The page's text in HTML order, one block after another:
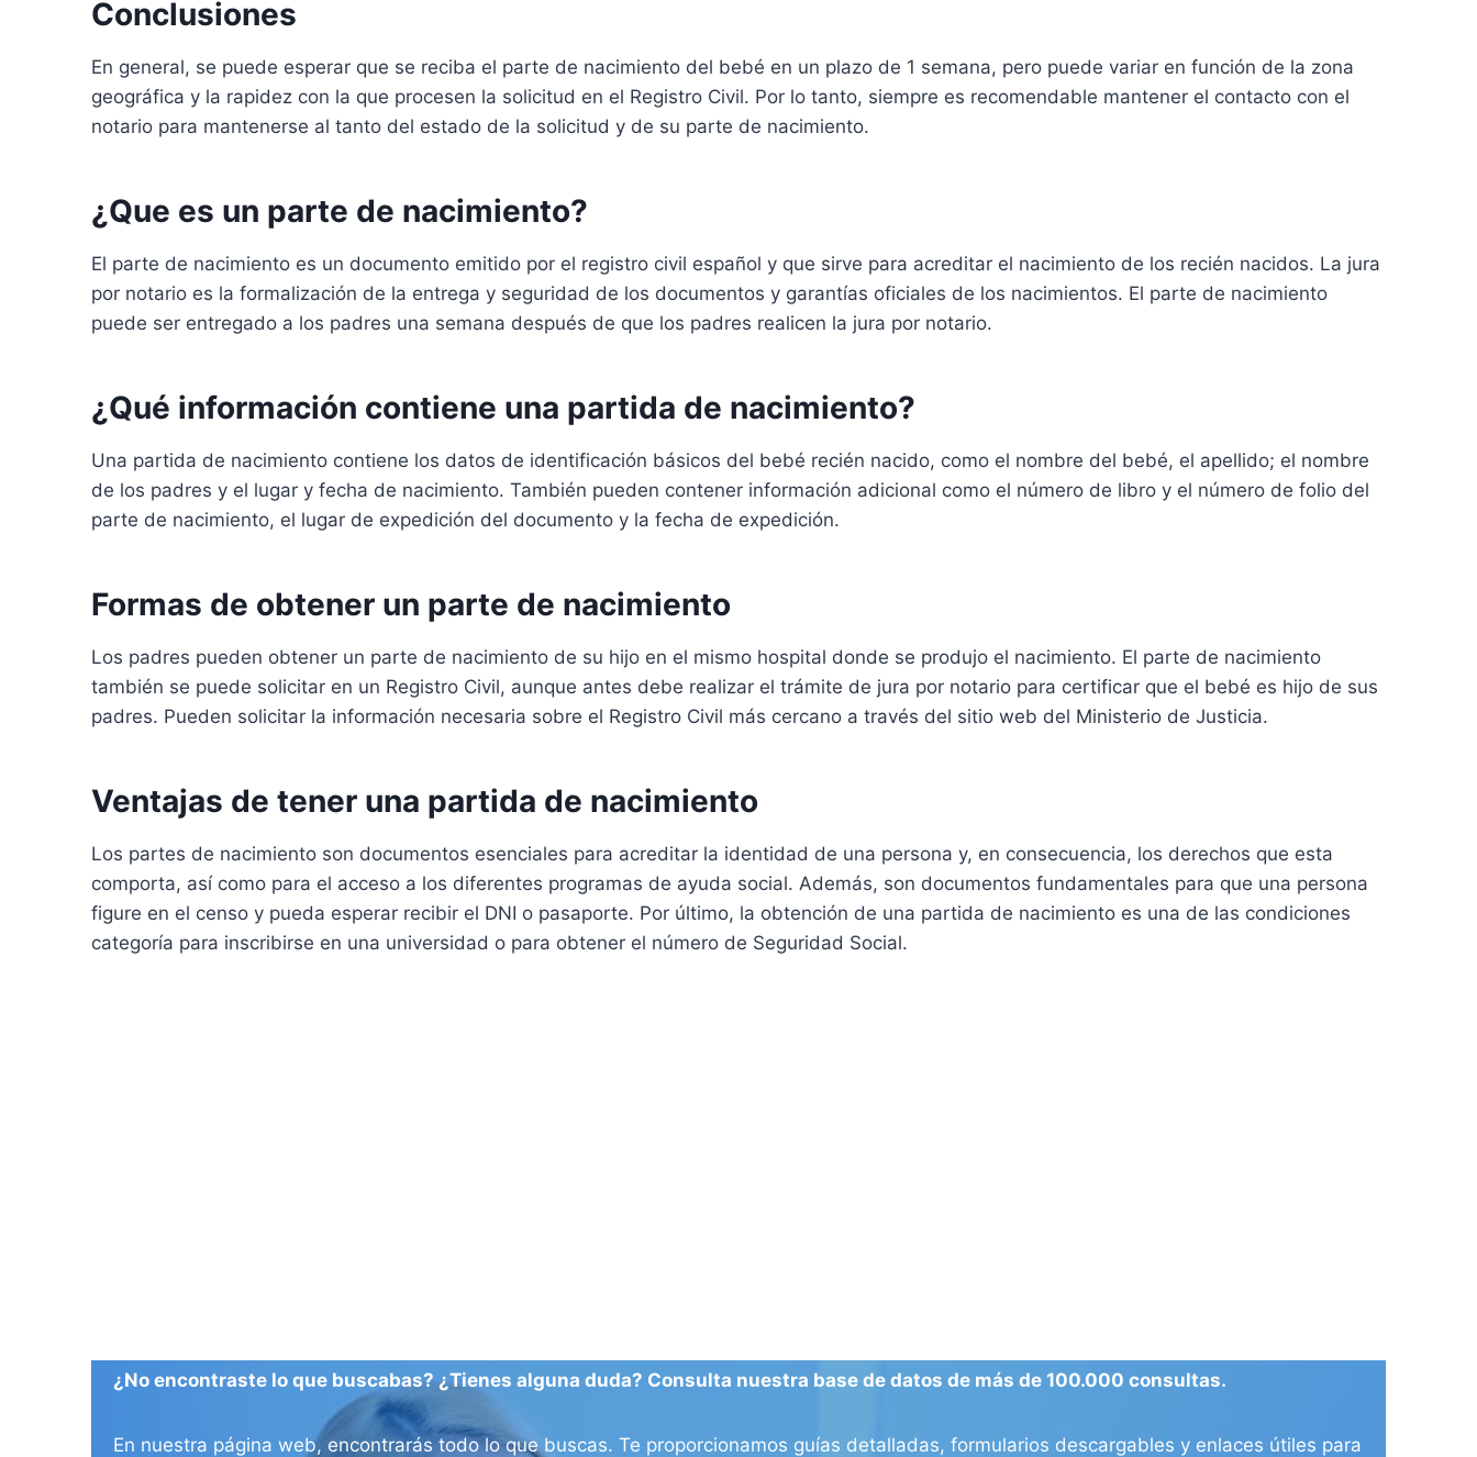
Conclusiones
En general, se puede esperar que se reciba el parte de nacimiento del bebé en un plazo de 1 semana, pero puede variar en función de la zona
geográfica y la rapidez con la que procesen la solicitud en el Registro Civil. Por lo tanto, siempre es recomendable mantener el contacto con el
notario para mantenerse al tanto del estado de la solicitud y de su parte de nacimiento.
¿Que es un parte de nacimiento?
El parte de nacimiento es un documento emitido por el registro civil español y que sirve para acreditar el nacimiento de los recién nacidos. La jura
por notario es la formalización de la entrega y seguridad de los documentos y garantías oficiales de los nacimientos. El parte de nacimiento
puede ser entregado a los padres una semana después de que los padres realicen la jura por notario.
¿Qué información contiene una partida de nacimiento?
Una partida de nacimiento contiene los datos de identificación básicos del bebé recién nacido, como el nombre del bebé, el apellido; el nombre
de los padres y el lugar y fecha de nacimiento. También pueden contener información adicional como el número de libro y el número de folio del
parte de nacimiento, el lugar de expedición del documento y la fecha de expedición.
Formas de obtener un parte de nacimiento
Los padres pueden obtener un parte de nacimiento de su hijo en el mismo hospital donde se produjo el nacimiento. El parte de nacimiento
también se puede solicitar en un Registro Civil, aunque antes debe realizar el trámite de jura por notario para certificar que el bebé es hijo de sus
padres. Pueden solicitar la información necesaria sobre el Registro Civil más cercano a través del sitio web del Ministerio de Justicia.
Ventajas de tener una partida de nacimiento
Los partes de nacimiento son documentos esenciales para acreditar la identidad de una persona y, en consecuencia, los derechos que esta
comporta, así como para el acceso a los diferentes programas de ayuda social. Además, son documentos fundamentales para que una persona
figure en el censo y pueda esperar recibir el DNI o pasaporte. Por último, la obtención de una partida de nacimiento es una de las condiciones
categoría para inscribirse en una universidad o para obtener el número de Seguridad Social.
¿No encontraste lo que buscabas? ¿Tienes alguna duda? Consulta nuestra base de datos de más de 100.000 consultas.
En nuestra página web, encontrarás todo lo que buscas. Te proporcionamos guías detalladas, formularios descargables y enlaces útiles para